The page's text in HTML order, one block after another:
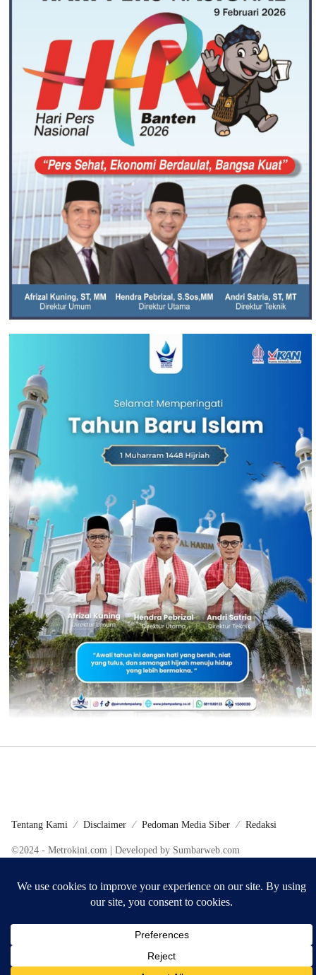
Tentang Kami Disclaimer Pedoman Media Siber Redaksi
©2024 - Metrokini.com | Developed by Sumbarweb.com